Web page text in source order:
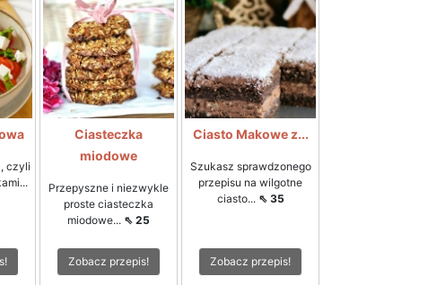
czyli
Ciasteczka
miodowe
Przepyszne i niezwykle
proste ciasteczka
miodowe... ⇖ 25
Zobacz przepis!
Ciasto Makowe z...
Szukasz sprawdzonego
przepisu na wilgotne
ciasto... ⇖ 35
Zobacz przepis!